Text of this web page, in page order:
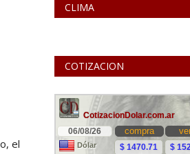
el
CLIMA
COTIZACION